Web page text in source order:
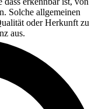
Solche allgemeinen
oder Herkunft zu
aus.